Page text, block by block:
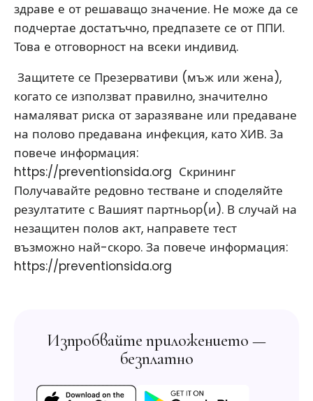
здраве е от решаващо значение. Не може да се
подчертае достатъчно, предпазете се от ППИ.
Това е отговорност на всеки индивид.
​ Защитете се Презервативи (мъж или жена),
когато се използват правилно, значително
намаляват риска от заразяване или предаване
на полово предавана инфекция, като ХИВ. За
повече информация:
https://preventionsida.org ​ Скрининг
Получавайте редовно тестване и споделяйте
резултатите с Вашият партньор(и). В случай на
незащитен полов акт, направете тест
възможно най-скоро. За повече информация:
https://preventionsida.org ​
Изпробвайте приложението —
безплатно